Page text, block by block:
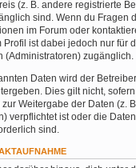
(z. B. andere registrierte
sind. Wenn du Fragen
im Forum oder
ist dabei jedoch nur für
(Administratoren) zugänglich.
Daten wird der
Dies gilt nicht,
Weitergabe der Daten (z.
verpflichtet ist oder die
sind.